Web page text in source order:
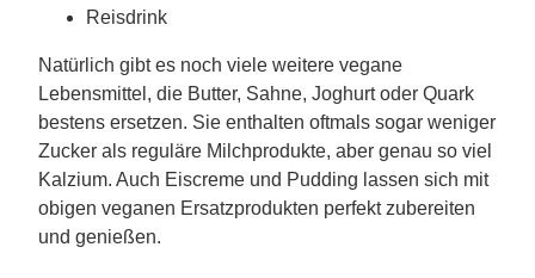
Reisdrink
Natürlich gibt es noch viele weitere vegane
Lebensmittel, die Butter, Sahne, Joghurt oder Quark
bestens ersetzen. Sie enthalten oftmals sogar weniger
Zucker als reguläre Milchprodukte, aber genau so viel
Kalzium. Auch Eiscreme und Pudding lassen sich mit
obigen veganen Ersatzprodukten perfekt zubereiten
und genießen.